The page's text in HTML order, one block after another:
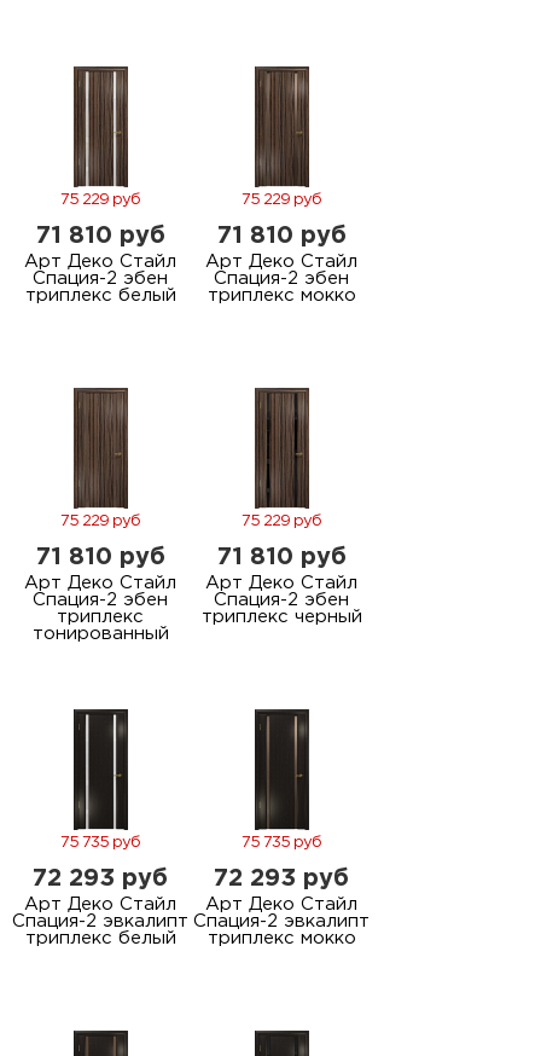
75 229 руб
71 810 руб
Арт Деко Стайл
Спация-2 эбен
триплекс белый
75 229 руб
71 810 руб
Арт Деко Стайл
Спация-2 эбен
триплекс мокко
75 229 руб
71 810 руб
Арт Деко Стайл
Спация-2 эбен
триплекс
тонированный
75 229 руб
71 810 руб
Арт Деко Стайл
Спация-2 эбен
триплекс черный
75 735 руб
72 293 руб
Арт Деко Стайл
Спация-2 эвкалипт
триплекс белый
75 735 руб
72 293 руб
Арт Деко Стайл
Спация-2 эвкалипт
триплекс мокко